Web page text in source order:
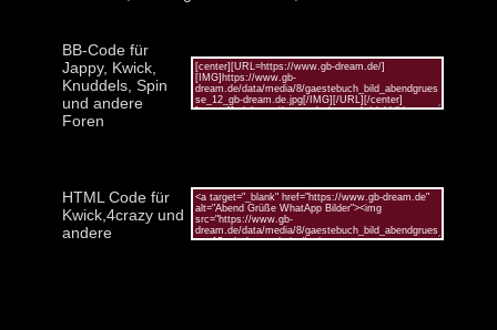
BB-Code für
Jappy, Kwick,
Knuddels, Spin
und andere
Foren
HTML Code für
Kwick,4crazy und
andere